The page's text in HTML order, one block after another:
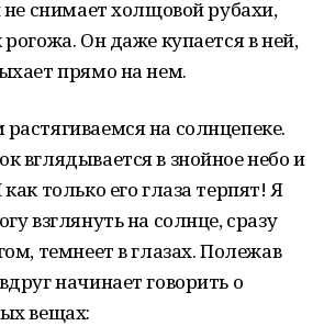
снимает холщовой рубахи,
рогожа. Он даже купается в ней,
прямо на нем.
на солнцепеке.
вглядывается в знойное небо и
только его глаза терпят! Я
взглянуть на солнце, сразу
темнеет в глазах. Полежав
начинает говорить о
вещах: